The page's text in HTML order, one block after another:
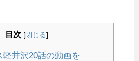
目次 [閉じる]
軽井沢20話の動画を